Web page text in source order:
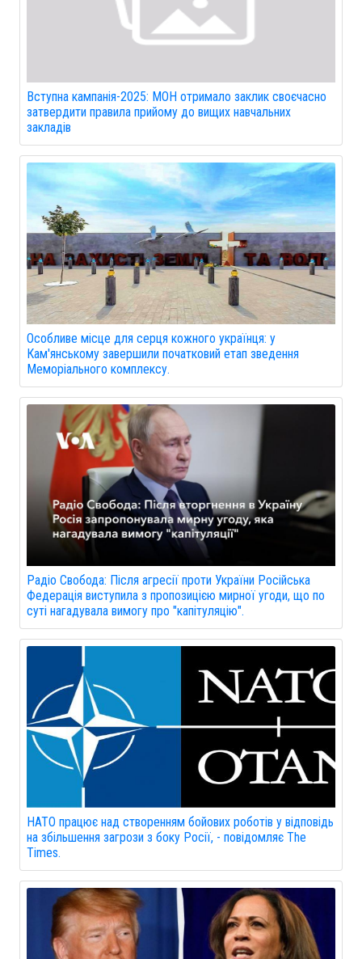
Вступна кампанія-2025: МОН отримало заклик своєчасно
затвердити правила прийому до вищих навчальних
закладів
Особливе місце для серця кожного українця: у
Кам'янському завершили початковий етап зведення
Меморіального комплексу.
Радіо Свобода: Після агресії проти України Російська
Федерація виступила з пропозицією мирної угоди, що по
суті нагадувала вимогу про "капітуляцію".
НАТО працює над створенням бойових роботів у відповідь
на збільшення загрози з боку Росії, - повідомляє The
Times.